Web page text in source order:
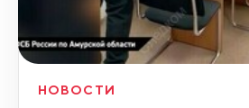
НОВОСТИ